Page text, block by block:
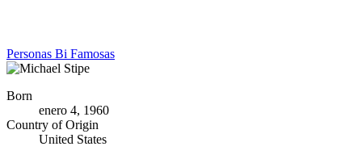
Personas Bi Famosas
Born
enero 4, 1960
Country of Origin
United States